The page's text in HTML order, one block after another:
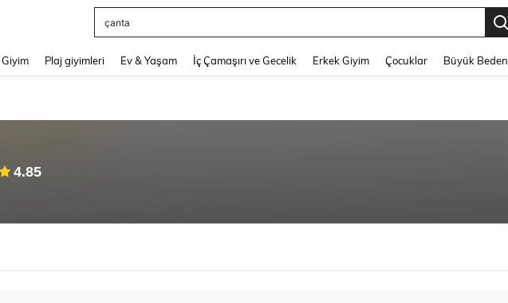
çanta
Giyim Plaj giyimleri Ev & Yaşam İç Çamaşırı ve Gecelik Erkek Giyim Çocuklar Büyük Beden
4.85